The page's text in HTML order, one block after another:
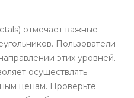
отмечает важные
Пользователи
этих уровней.
осуществлять
ценам. Проверьте